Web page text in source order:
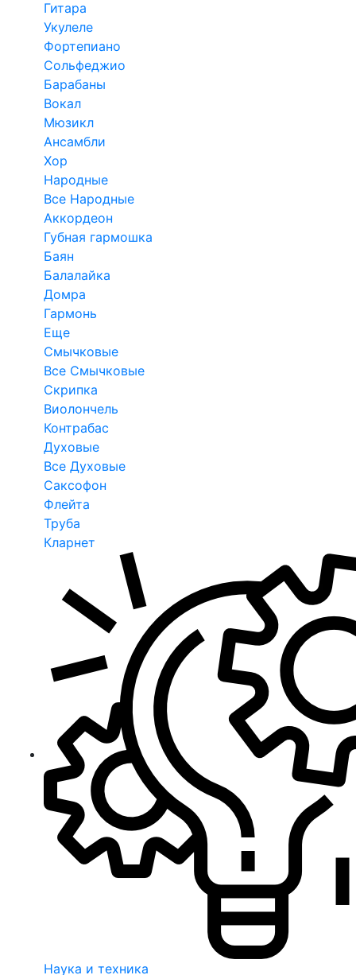
Гитара
Укулеле
Фортепиано
Сольфеджио
Барабаны
Вокал
Мюзикл
Ансамбли
Хор
Народные
Все Народные
Аккордеон
Губная гармошка
Баян
Балалайка
Домра
Гармонь
Еще
Смычковые
Все Смычковые
Скрипка
Виолончель
Контрабас
Духовые
Все Духовые
Саксофон
Флейта
Труба
Кларнет
Наука и техника